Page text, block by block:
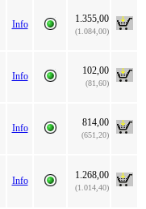
Info 1.355,00
(1.084,00)
Info 102,00
(81,60)
Info 814,00
(651,20)
Info 1.268,00
(1.014,40)